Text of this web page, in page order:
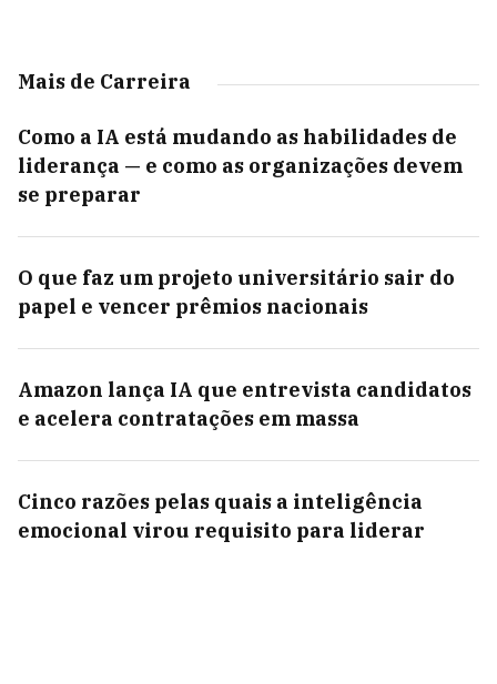
Mais de Carreira
Como a IA está mudando as habilidades de
liderança — e como as organizações devem
se preparar
O que faz um projeto universitário sair do
papel e vencer prêmios nacionais
Amazon lança IA que entrevista candidatos
e acelera contratações em massa
Cinco razões pelas quais a inteligência
emocional virou requisito para liderar